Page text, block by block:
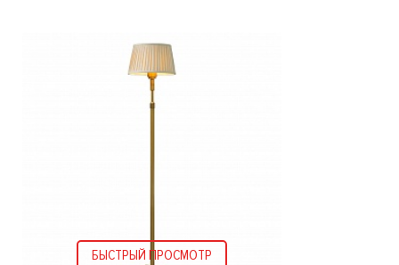
БЫСТРЫЙ ПРОСМОТР